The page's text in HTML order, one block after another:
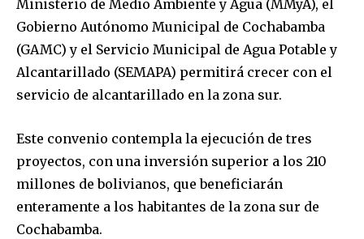
Ministerio de Medio Ambiente y Agua (MMyA), el
Gobierno Autónomo Municipal de Cochabamba
(GAMC) y el Servicio Municipal de Agua Potable y
Alcantarillado (SEMAPA) permitirá crecer con el
servicio de alcantarillado en la zona sur.
Este convenio contempla la ejecución de tres
proyectos, con una inversión superior a los 210
millones de bolivianos, que beneficiarán
enteramente a los habitantes de la zona sur de
Cochabamba.